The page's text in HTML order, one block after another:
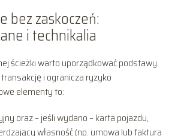
bez zaskoczeń:
i technikalia
ścieżki warto uporządkować podstawy.
i ogranicza ryzyko
elementy to:
oraz – jeśli wydano – karta pojazdu,
własność (np. umowa lub faktura